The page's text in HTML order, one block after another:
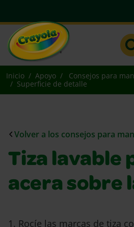
Inicio Apoyo
Consejos para
Superficie de detalle
Volver a los consejos para
Tiza lavable
acera sobre
1. Rocíe las marcas de tiza